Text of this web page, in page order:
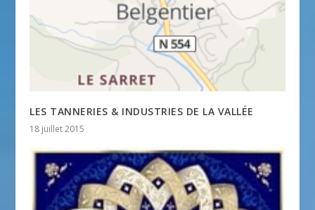
LES TANNERIES & INDUSTRIES DE LA VALLÉE
18 juillet 2015